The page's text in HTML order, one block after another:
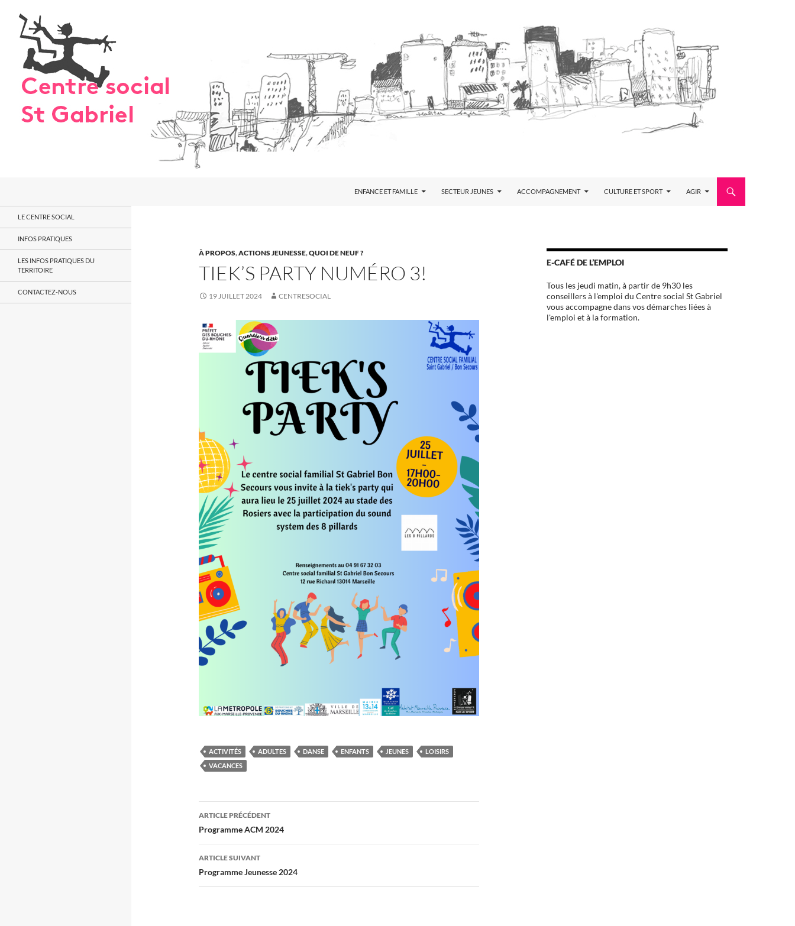
contenu
ENFANCE ET FAMILLE SECTEUR JEUNES ACCOMPAGNEMENT CULTURE ET SPORT AGIR
À PROPOS,ACTIONS JEUNESSE,QUOI DE NEUF ?
TIEK’S PARTY NUMÉRO 3!
19 JUILLET 2024 CENTRESOCIAL
ACTIVITÉS ADULTES DANSE ENFANTS JEUNES
LOISIRS
VACANCES
Navigation
des
articles
ARTICLE PRÉCÉDENT
Programme ACM 2024
ARTICLE SUIVANT
Programme Jeunesse 2024
E-CAFÉ DE L’EMPLOI
Tous les jeudi matin, à partir de 9h30 les
conseillers à l'emploi du Centre social St Gabriel
vous accompagne dans vos démarches liées à
l'emploi et à la formation.
LE CENTRE SOCIAL
INFOS PRATIQUES
LES INFOS PRATIQUES DU
TERRITOIRE
CONTACTEZ-NOUS